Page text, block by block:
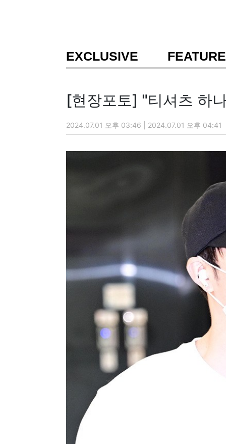
EXCLUSIVE FEATURE
[현장포토] "티셔츠 하
2024.07.01 오후 03:46 | 2024.07.01 오후 04:41